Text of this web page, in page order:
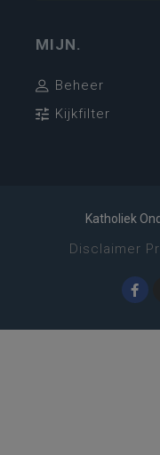
MIJN.
Beheer
Kijkfilter
Katholiek
Disclaimer